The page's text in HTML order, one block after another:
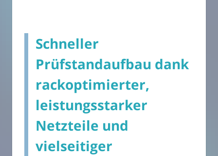
Schneller
Prüfstandaufbau dank
rackoptimierter,
leistungsstarker
Netzteile und
vielseitiger